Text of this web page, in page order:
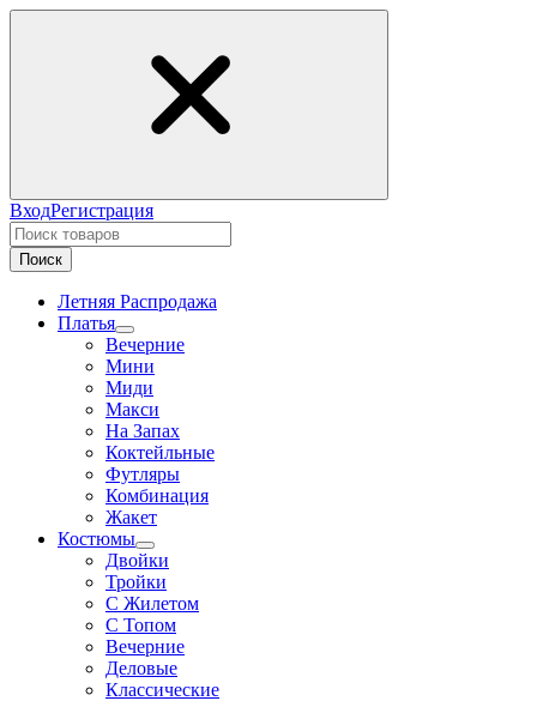
ВходРегистрация
Поиск
Летняя Распродажа
Платья
Вечерние
Мини
Миди
Макси
На Запах
Коктейльные
Футляры
Комбинация
Жакет
Костюмы
Двойки
Тройки
С Жилетом
С Топом
Вечерние
Деловые
Классические